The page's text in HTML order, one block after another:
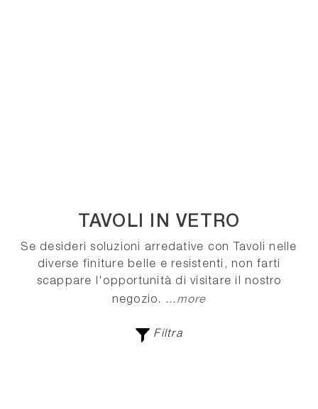
TAVOLI IN VETRO
Se desideri soluzioni arredative con Tavoli nelle
diverse finiture belle e resistenti, non farti
scappare l'opportunità di visitare il nostro
negozio. ...more
Filtra